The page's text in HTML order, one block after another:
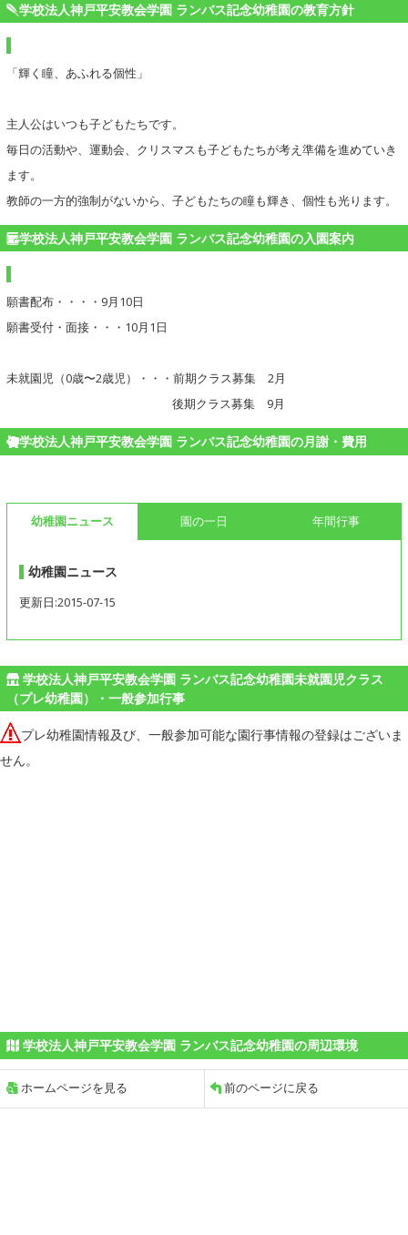
学校法人神戸平安教会学園 ランバス記念幼稚園の教育方針
「輝く瞳、あふれる個性」
主人公はいつも子どもたちです。
毎日の活動や、運動会、クリスマスも子どもたちが考え準備を進めていき
ます。
教師の一方的強制がないから、子どもたちの瞳も輝き、個性も光ります。
学校法人神戸平安教会学園 ランバス記念幼稚園の入園案内
願書配布・・・・9月10日
願書受付・面接・・・10月1日
未就園児（0歳〜2歳児）・・・前期クラス募集 2月
後期クラス募集 9月
学校法人神戸平安教会学園 ランバス記念幼稚園の月謝・費用
幼稚園ニュース 園の一日 年間行事
幼稚園ニュース
更新日:2015-07-15
学校法人神戸平安教会学園 ランバス記念幼稚園未就園児クラス
（プレ幼稚園）・一般参加行事
プレ幼稚園情報及び、一般参加可能な園行事情報の登録はございま
せん。
学校法人神戸平安教会学園 ランバス記念幼稚園の周辺環境
ホームページを見る 前のページに戻る